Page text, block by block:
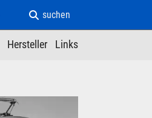
Hersteller Links
suchen